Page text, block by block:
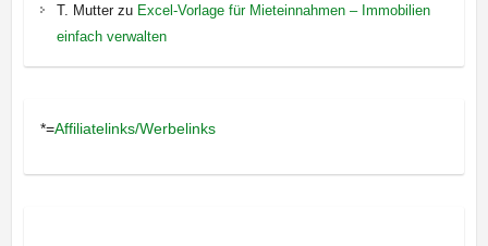
T. Mutterzu Excel-Vorlage für Mieteinnahmen – Immobilien
einfach verwalten
*=Affiliatelinks/Werbelinks